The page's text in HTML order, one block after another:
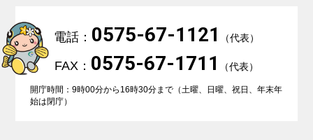
電話： 0575-67-1121 （代表）
FAX： 0575-67-1711 （代表）
開庁時間：9時00分から16時30分まで（土曜、日曜、祝日、年末年
始は閉庁）